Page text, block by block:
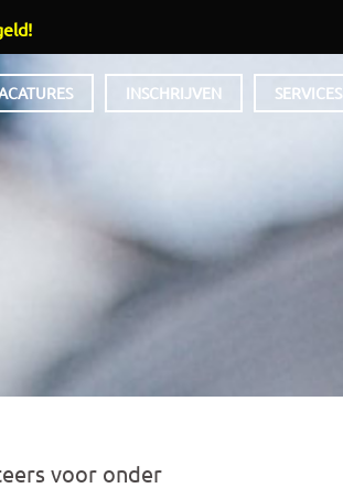
INSCHRIJVEN SERVICES
voor onder